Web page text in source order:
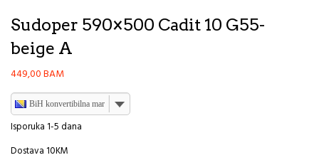
Sudoper 590×500 Cadit 10 G55-
beige A
449,00BAM
BiH konvertibilna marka
Isporuka 1-5 dana
Dostava 10KM